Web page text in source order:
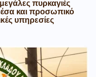
πυρκαγιές
µέσα και προσωπικό
υπηρεσίες